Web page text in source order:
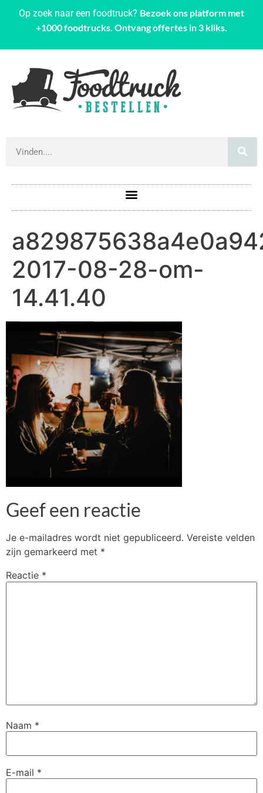
Op zoek naar een foodtruck? Bezoek ons platform met
+1000 foodtrucks. Ontvang offertes in 3 kliks.
2017-08-28-om-
14.41.40
Geef een reactie
Je e-mailadres wordt niet gepubliceerd. Vereiste velden
zijn gemarkeerd met *
Reactie *
Naam *
E-mail *